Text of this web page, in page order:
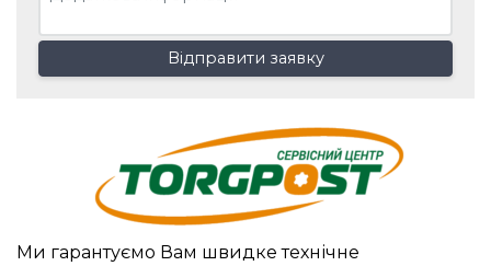
Ми гарантуємо Вам швидке технічне
Відправити заявку